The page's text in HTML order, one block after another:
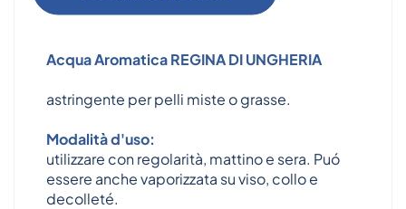
Acqua AromaticaREGINA DI UNGHERIA
astringente per pelli miste o grasse.
Modalità d'uso:
utilizzare con regolarità, mattino e sera. Puó
essere anche vaporizzata su viso, collo e
decolleté.